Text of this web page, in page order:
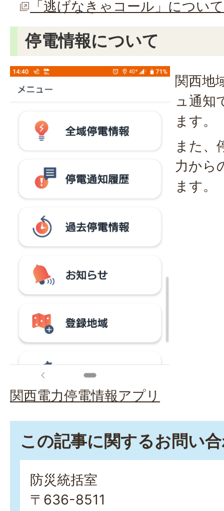
「逃げなきゃコール」につい
停電情報について
関西電力停電情報アプリ
関西地
ュ通知
ます。
また、
力から
ます。
この記事に関するお問い
防災統括室
〒636-8511